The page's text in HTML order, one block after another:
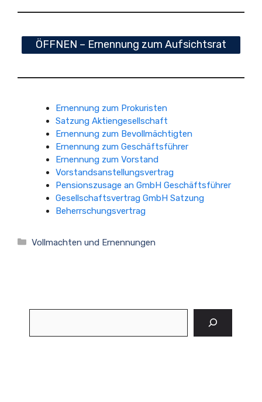
ÖFFNEN – Ernennung zum Aufsichtsrat
Ernennung zum Prokuristen
Satzung Aktiengesellschaft
Ernennung zum Bevollmächtigten
Ernennung zum Geschäftsführer
Ernennung zum Vorstand
Vorstandsanstellungsvertrag
Pensionszusage an GmbH Geschäftsführer
Gesellschaftsvertrag GmbH Satzung
Beherrschungsvertrag
Kategorien
Vollmachten und Ernennungen